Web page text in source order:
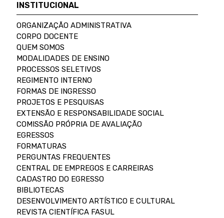
INSTITUCIONAL
ORGANIZAÇÃO ADMINISTRATIVA
CORPO DOCENTE
QUEM SOMOS
MODALIDADES DE ENSINO
PROCESSOS SELETIVOS
REGIMENTO INTERNO
FORMAS DE INGRESSO
PROJETOS E PESQUISAS
EXTENSÃO E RESPONSABILIDADE SOCIAL
COMISSÃO PRÓPRIA DE AVALIAÇÃO
EGRESSOS
FORMATURAS
PERGUNTAS FREQUENTES
CENTRAL DE EMPREGOS E CARREIRAS
CADASTRO DO EGRESSO
BIBLIOTECAS
DESENVOLVIMENTO ARTÍSTICO E CULTURAL
REVISTA CIENTÍFICA FASUL